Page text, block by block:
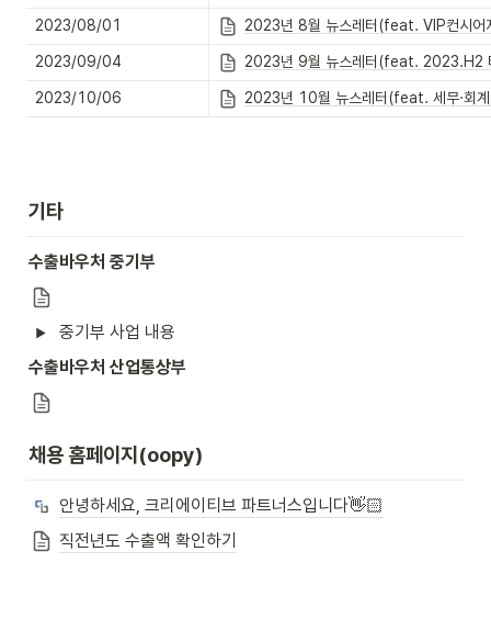
2023/08/01 2023년 8월 뉴스레터(feat. VIP컨시어
2023/09/04 2023년 9월 뉴스레터(feat. 2023.H2
2023/10/06 2023년 10월 뉴스레터(feat. 세무·회계
기타
수출바우처 중기부
중기부 사업 내용
수출바우처 산업통상부
채용 홈페이지(oopy)
안녕하세요, 크리에이티브 파트너스입니다👋🏻
직전년도 수출액 확인하기